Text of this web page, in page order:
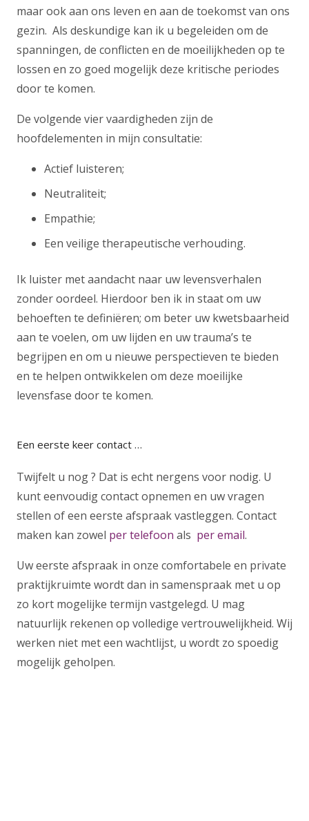
maar ook aan ons leven en aan de toekomst van ons
gezin. Als deskundige kan ik u begeleiden om de
spanningen, de conflicten en de moeilijkheden op te
lossen en zo goed mogelijk deze kritische periodes
door te komen.
De volgende vier vaardigheden zijn de
hoofdelementen in mijn consultatie:
Actief luisteren;
Neutraliteit;
Empathie;
Een veilige therapeutische verhouding.
Ik luister met aandacht naar uw levensverhalen
zonder oordeel. Hierdoor ben ik in staat om uw
behoeften te definiëren; om beter uw kwetsbaarheid
aan te voelen, om uw lijden en uw trauma’s te
begrijpen en om u nieuwe perspectieven te bieden
en te helpen ontwikkelen om deze moeilijke
levensfase door te komen.
Een eerste keer contact …
Twijfelt u nog ? Dat is echt nergens voor nodig. U
kunt eenvoudig contact opnemen en uw vragen
stellen of een eerste afspraak vastleggen. Contact
maken kan zowel per telefoon als per email.
Uw eerste afspraak in onze comfortabele en private
praktijkruimte wordt dan in samenspraak met u op
zo kort mogelijke termijn vastgelegd. U mag
natuurlijk rekenen op volledige vertrouwelijkheid. Wij
werken niet met een wachtlijst, u wordt zo spoedig
mogelijk geholpen.